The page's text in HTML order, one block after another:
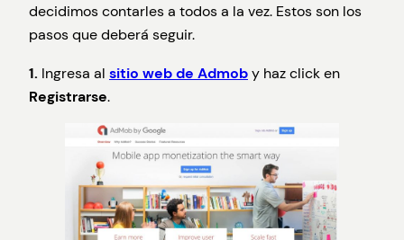
decidimos contarles a todos a la vez. Estos son los
pasos que deberá seguir.
1. Ingresa al sitio web de Admoby haz click en
Registrarse.